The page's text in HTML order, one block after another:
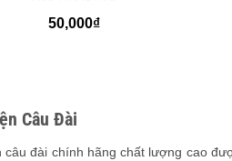
50,000₫
Câu Đài
câu đài chính hãng chất lượng cao